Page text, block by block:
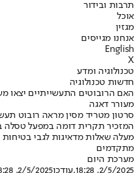
תרבות ובידור
אוכל
מגזין
אנחנו מגייסים
English
X
טכנולוגיה ומדע
חדשות טכנולוגיה
האם הרובוטים התעשייתיים יצאו
מעורר דאגה
סרטון מטריד מסין מראה רובוט
מעלה שאלות מדאיגות לגבי
מתקדמים
מערכת היום
2/5/2025, 18:28
,עודכן2/5/2025, 18:28